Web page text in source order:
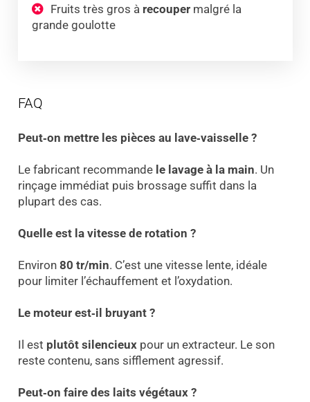
Fruits très gros à recoupermalgré la
grande goulotte
FAQ
Peut‑on mettre les pièces au lave‑vaisselle ?
Le fabricant recommande le lavage à la main. Un
rinçage immédiat puis brossage suffit dans la
plupart des cas.
Quelle est la vitesse de rotation ?
Environ 80 tr/min. C’est une vitesse lente, idéale
pour limiter l’échauffement et l’oxydation.
Le moteur est‑il bruyant ?
Il est plutôt silencieuxpour un extracteur. Le son
reste contenu, sans sifflement agressif.
Peut‑on faire des laits végétaux ?